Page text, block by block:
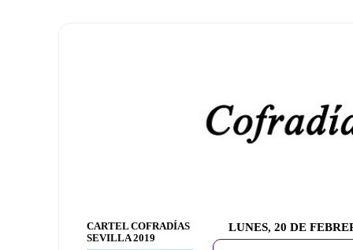
LUNES, 20 DE
CARTEL COFRADÍAS
SEVILLA 2019